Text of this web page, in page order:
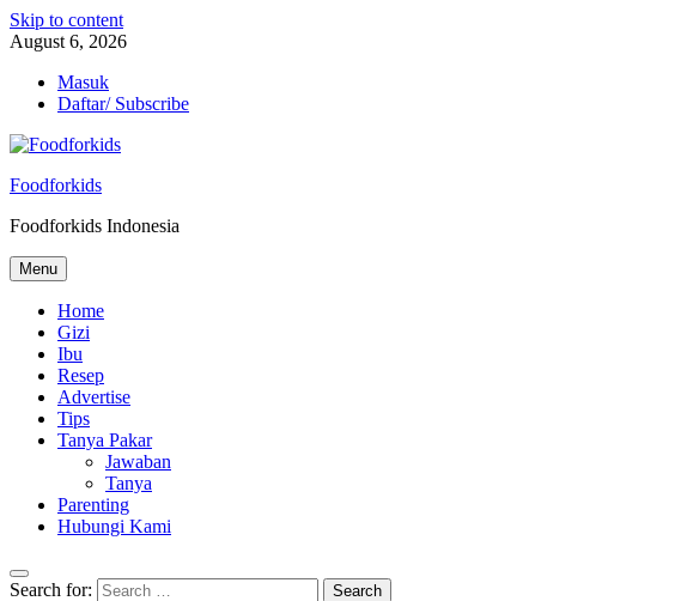
Skip to content
August 6, 2026
Masuk
Daftar/ Subscribe
Foodforkids
Foodforkids Indonesia
Menu
Home
Gizi
Ibu
Resep
Advertise
Tips
Tanya Pakar
Jawaban
Tanya
Parenting
Hubungi Kami
Search for: